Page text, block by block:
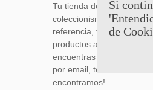
Tu tienda de
coleccionismo y réplicas
referencia, tenemos una
productos a los mejores
encuentras lo que
por email, teléfono o
encontramos!
Si
de